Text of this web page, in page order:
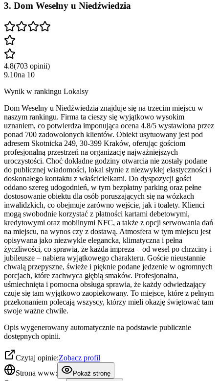
3. Dom Weselny u Niedźwiedzia
4.8(703 opinii)
9.10na 10
Wynik w rankingu Lokalsy
Dom Weselny u Niedźwiedzia znajduje się na trzecim miejscu w
naszym rankingu. Firma ta cieszy się wyjątkowo wysokim
uznaniem, co potwierdza imponująca ocena 4.8/5 wystawiona przez
ponad 700 zadowolonych klientów. Obiekt usytuowany jest pod
adresem Skotnicka 249, 30-399 Kraków, oferując gościom
profesjonalną przestrzeń na organizację najważniejszych
uroczystości. Choć dokładne godziny otwarcia nie zostały podane
do publicznej wiadomości, lokal słynie z niezwykłej elastyczności i
doskonałego kontaktu z właścicielkami. Do dyspozycji gości
oddano szereg udogodnień, w tym bezpłatny parking oraz pełne
dostosowanie obiektu dla osób poruszających się na wózkach
inwalidzkich, co obejmuje zarówno wejście, jak i toalety. Klienci
mogą swobodnie korzystać z płatności kartami debetowymi,
kredytowymi oraz mobilnymi NFC, a także z opcji serwowania dań
na miejscu, na wynos czy z dostawą. Atmosfera w tym miejscu jest
opisywana jako niezwykle elegancka, klimatyczna i pełna
życzliwości, co sprawia, że każda impreza – od wesel po chrzciny i
jubileusze – nabiera wyjątkowego charakteru. Goście nieustannie
chwalą przepyszne, świeże i pięknie podane jedzenie w ogromnych
porcjach, które zachwyca głębią smaków. Profesjonalna,
uśmiechnięta i pomocna obsługa sprawia, że każdy odwiedzający
czuje się tam wyjątkowo zaopiekowany. To miejsce, które z pełnym
przekonaniem polecają wszyscy, którzy mieli okazję świętować tam
swoje ważne chwile.
Opis wygenerowany automatycznie na podstawie publicznie
dostępnych opinii.
Czytaj opinie:Zobacz profil
Strona www:
Pokaż stronę